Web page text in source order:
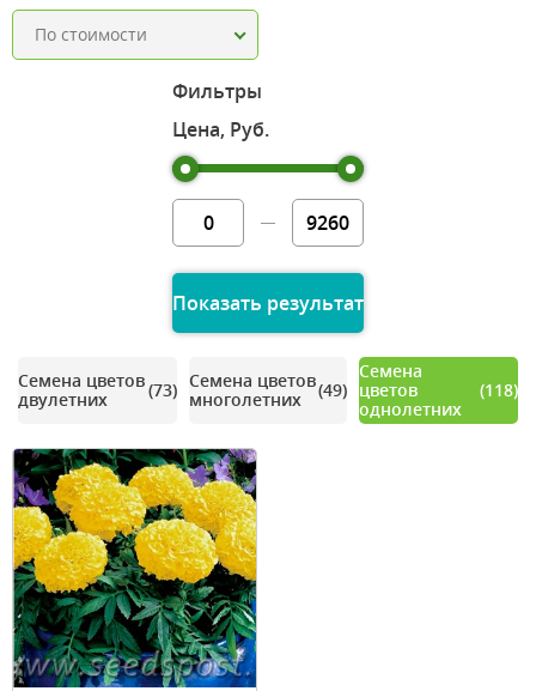
Семена цветов
двулетних
(73) Семена цветов
многолетних
(49)
Семена
цветов
однолетних
(118)
По стоимости
Фильтры
Цена, Руб.
Показать результат